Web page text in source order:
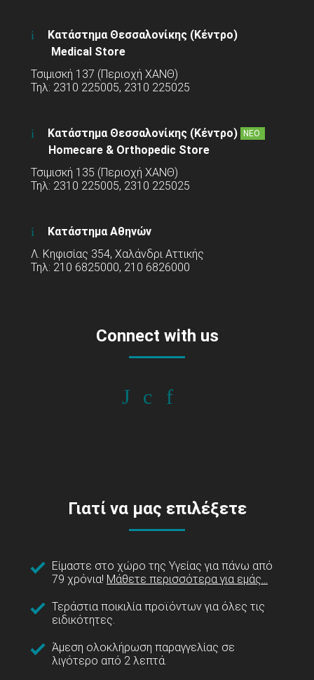
Κατάστημα Θεσσαλονίκης (Κέντρο)
Medical Store
Τσιμισκή 137 (Περιοχή ΧΑΝΘ)
Τηλ: 2310 225005, 2310 225025
Κατάστημα Θεσσαλονίκης (Κέντρο) ΝΕΟ
Homecare & Orthopedic Store
Τσιμισκή 135 (Περιοχή ΧΑΝΘ)
Τηλ: 2310 225005, 2310 225025
Κατάστημα Αθηνών
Λ. Κηφισίας 354, Χαλάνδρι Αττικής
Τηλ: 210 6825000, 210 6826000
Connect with us
Γιατί να μας επιλέξετε
Είμαστε στο χώρο της Υγείας για πάνω από
79 χρόνια! Μάθετε περισσότερα για εμάς...
Τεράστια ποικιλία προϊόντων για όλες τις
ειδικότητες.
Άμεση ολοκλήρωση παραγγελίας σε
λιγότερο από 2 λεπτά.